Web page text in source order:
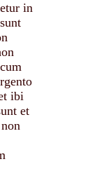
in
cum
ibi
et